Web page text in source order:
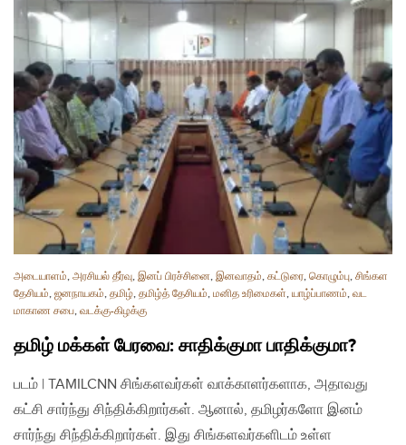
அடையாளம், அரசியல் தீர்வு, இனப் பிரச்சினை, இனவாதம், கட்டுரை, கொழும்பு, சிங்கள
தேசியம், ஜனநாயகம், தமிழ், தமிழ்த் தேசியம், மனித உரிமைகள், யாழ்ப்பாணம், வட
மாகாண சபை, வடக்கு-கிழக்கு
தமிழ் மக்கள் பேரவை: சாதிக்குமா பாதிக்குமா?
படம் | TAMILCNN சிங்களவர்கள் வாக்காளர்களாக, அதாவது
கட்சி சார்ந்து சிந்திக்கிறார்கள். ஆனால், தமிழர்களோ இனம்
சார்ந்து சிந்திக்கிறார்கள். இது சிங்களவர்களிடம் உள்ள